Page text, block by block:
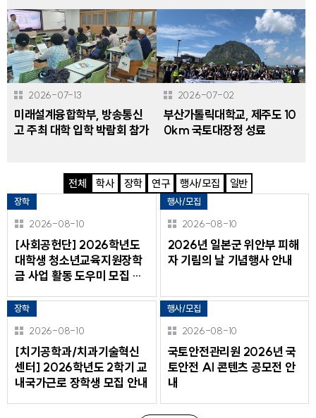
2026-07-13
미래설계융합학부, 방송통신
고 주최 대학 입학 박람회 참가
2026-07-02
부산가톨릭대학교, 제주도 10
0km 국토대장정 성료
전체 학사 장학 연구 행사/모집 일반
전
체
장학
2026-08-10
[사회공헌단] 2026학년도
대학생 청소년교육지원장학
금 사업 활동 도우미 모집 안
장학
2026-08-10
[치기공학과/치과기술혁신
센터] 2026학년도 2학기 교
내국가근로 장학생 모집 안내
행사/모집
2026-08-10
2026년 일본군 위안부 피해
자 기림의 날 기념행사 안내
행사/모집
2026-08-10
국토안전관리원 2026년 국
토안전 AI 콘텐츠 공모전 안
내